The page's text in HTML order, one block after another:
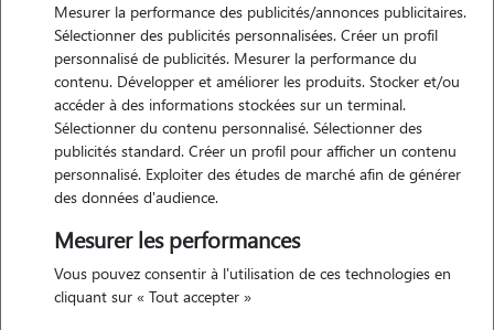
J'aime énormément les animaux depuis toute petite j'en ai eu
plusieurs des hamster, des poissons, des chats, des chiens et toujours
au jours d'aujourd'hui et je souhaite en faire mon métier je suis très
motiver, très autonome, je serai occuper vos animaux faire toutes
sortent d’activités avec eux , les sortir, les faire se défouler, et aussi
énormément, les chouchouter, prendre soins d'eux comme si c'etais
mon enfants.
Expérience
Mesurer la performance des publicités/annonces publicitaires.
Sélectionner des publicités personnalisées. Créer un profil
personnalisé de publicités. Mesurer la performance du
contenu. Développer et améliorer les produits. Stocker et/ou
accéder à des informations stockées sur un terminal.
Sélectionner du contenu personnalisé. Sélectionner des
publicités standard. Créer un profil pour afficher un contenu
personnalisé. Exploiter des études de marché afin de générer
des données d'audience.
Mesurer les performances
Vous pouvez consentir à l'utilisation de ces technologies en
cliquant sur « Tout accepter »